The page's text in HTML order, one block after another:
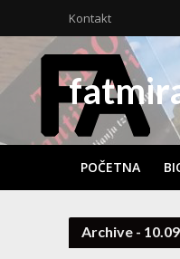
Kontakt
POČETNA
Archive -